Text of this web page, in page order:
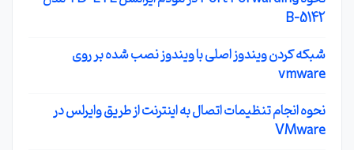
B-5142
شبکه کردن ویندوز اصلی با ویندوز نصب شده بر روی
vmware
نحوه انجام تنظیمات اتصال به اینترنت از طریق وایرلس در
VMware